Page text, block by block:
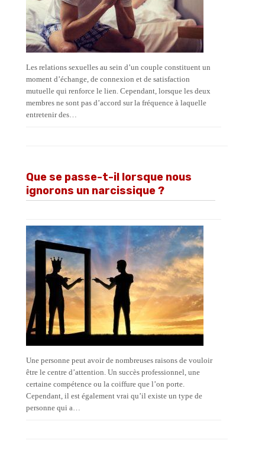
Les relations sexuelles au sein d’un couple constituent un
moment d’échange, de connexion et de satisfaction
mutuelle qui renforce le lien. Cependant, lorsque les deux
membres ne sont pas d’accord sur la fréquence à laquelle
entretenir des…
Que se passe-t-il lorsque nous
ignorons un narcissique ?
Une personne peut avoir de nombreuses raisons de vouloir
être le centre d’attention. Un succès professionnel, une
certaine compétence ou la coiffure que l’on porte.
Cependant, il est également vrai qu’il existe un type de
personne qui a…